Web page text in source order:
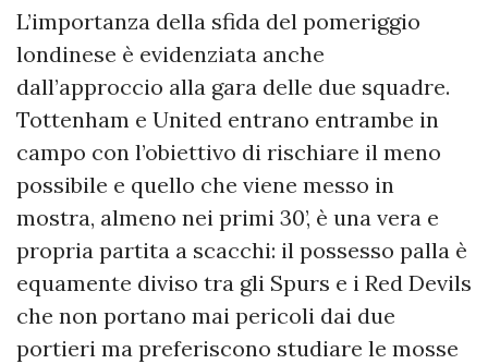
L’importanza della sfida del pomeriggio
londinese è evidenziata anche
dall’approccio alla gara delle due squadre.
Tottenham e United entrano entrambe in
campo con l’obiettivo di rischiare il meno
possibile e quello che viene messo in
mostra, almeno nei primi 30’, è una vera e
propria partita a scacchi: il possesso palla è
equamente diviso tra gli Spurs e i Red Devils
che non portano mai pericoli dai due
portieri ma preferiscono studiare le mosse